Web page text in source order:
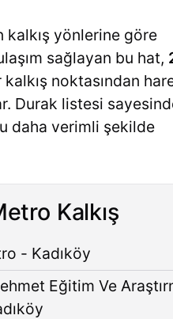
kalkış yönlerine göre
sağlayan bu hat,
noktasından
Durak listesi
daha verimli şekilde
Kalkış
- Kadıköy
Eğitim Ve